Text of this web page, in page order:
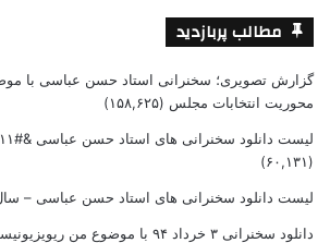
مطالب پربازدید
گزارش تصویری؛ سخنرانی استاد حسن عباسی با
محوریت انتخابات مجلس (۱۵۸,۶۲۵)
لیست دانلود سخنرانی های استاد حسن عباسی &#۸۲۱۱; سال ۱۳۹۵
(۶۰,۱۳۱)
لیست دانلود سخنرانی های استاد حسن عباسی – سال
دانلود سخنرانی ۳ خرداد ۹۴ با موضوع من ریویزیونیست‌ام، پس هستم!